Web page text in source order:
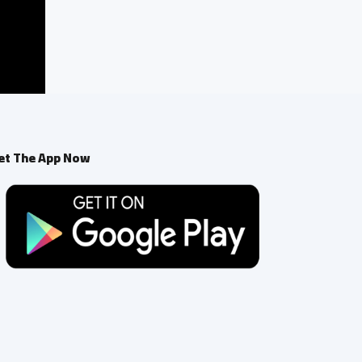
The App Now